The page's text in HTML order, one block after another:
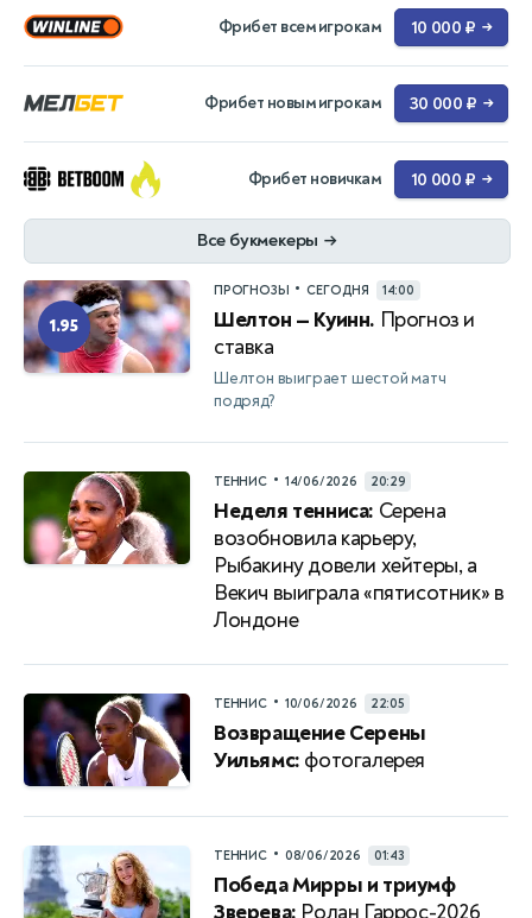
Фрибет всем игрокам 10 000 ₽ →
Фрибет новым игрокам 30 000 ₽ →
Фрибет новичкам 10 000 ₽ →
Все букмекеры →
1.95
ПРОГНОЗЫ • СЕГОДНЯ 14:00
Шелтон — Куинн. Прогноз и
ставка
Шелтон выиграет шестой матч
подряд?
ТЕННИС • 14/06/2026 20:29
Неделя тенниса: Серена
возобновила карьеру,
Рыбакину довели хейтеры, а
Векич выиграла «пятисотник» в
Лондоне
ТЕННИС • 10/06/2026 22:05
Возвращение Серены
Уильямс: фотогалерея
ТЕННИС • 08/06/2026 01:43
Победа Мирры и триумф
Зверева: Ролан Гаррос-2026